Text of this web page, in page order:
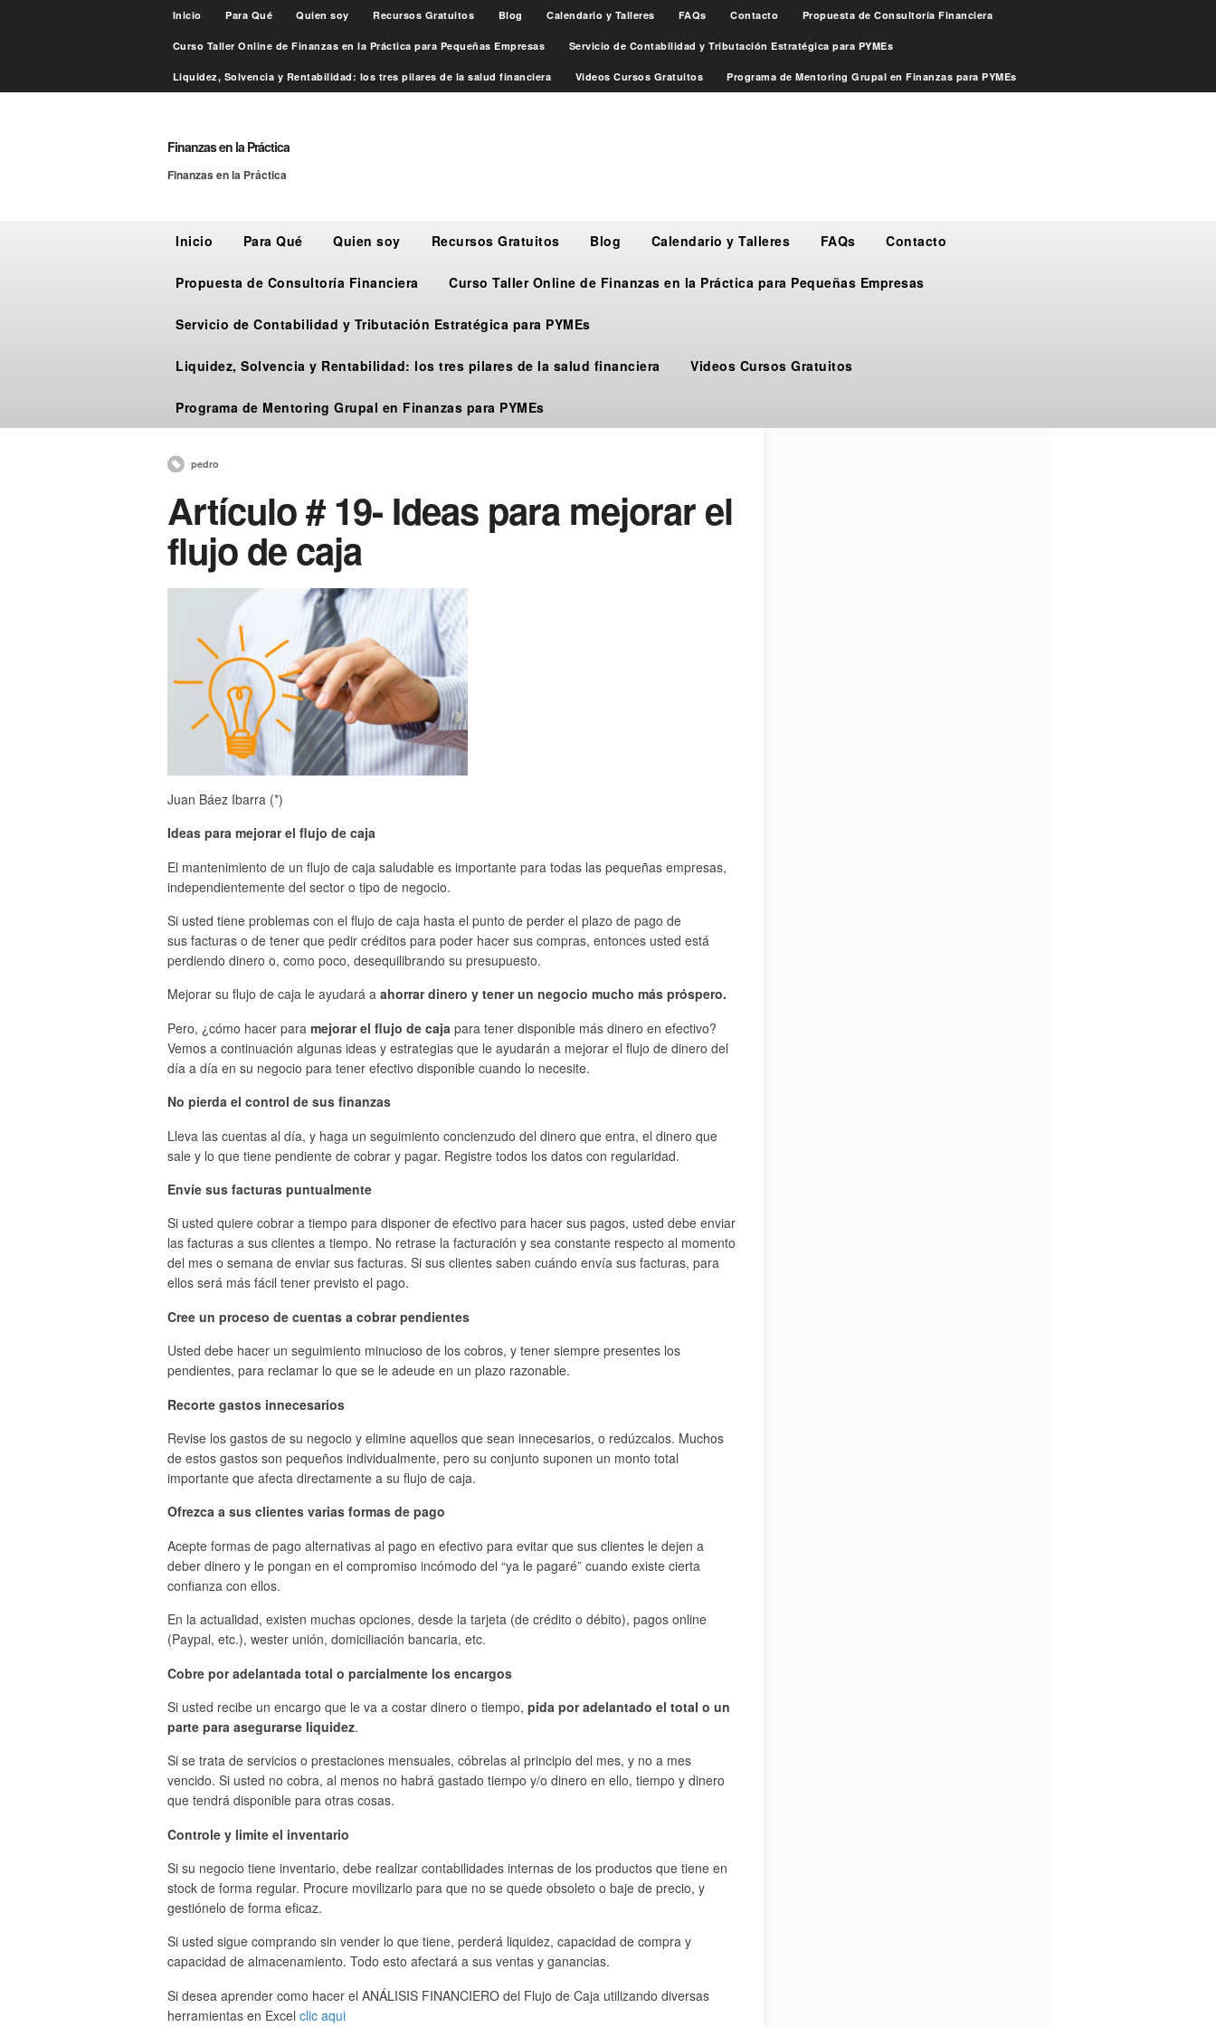
Inicio Para Qué Quien soy Recursos Gratuitos Blog Calendario y Talleres FAQs Contacto Propuesta de Consultoría Financiera
Curso Taller Online de Finanzas en la Práctica para Pequeñas Empresas Servicio de Contabilidad y Tributación Estratégica para PYMEs
Liquidez, Solvencia y Rentabilidad: los tres pilares de la salud financiera Videos Cursos Gratuitos Programa de Mentoring Grupal en Finanzas para PYMEs
Finanzas en la Práctica
Finanzas en la Práctica
Inicio Para Qué Quien soy Recursos Gratuitos Blog Calendario y Talleres FAQs Contacto
Propuesta de Consultoría Financiera Curso Taller Online de Finanzas en la Práctica para Pequeñas Empresas
Servicio de Contabilidad y Tributación Estratégica para PYMEs
Liquidez, Solvencia y Rentabilidad: los tres pilares de la salud financiera Videos Cursos Gratuitos
Programa de Mentoring Grupal en Finanzas para PYMEs
pedro
Artículo # 19- Ideas para mejorar el
flujo de caja
Juan Báez Ibarra (*)
Ideas para mejorar el flujo de caja
El mantenimiento de un flujo de caja saludable es importante para todas las pequeñas empresas,
independientemente del sector o tipo de negocio.
Si usted tiene problemas con el flujo de caja hasta el punto de perder el plazo de pago de
sus facturas o de tener que pedir créditos para poder hacer sus compras, entonces usted está
perdiendo dinero o, como poco, desequilibrando su presupuesto.
Mejorar su flujo de caja le ayudará a ahorrar dinero y tener un negocio mucho más próspero.
Pero, ¿cómo hacer para mejorar el flujo de caja para tener disponible más dinero en efectivo?
Vemos a continuación algunas ideas y estrategias que le ayudarán a mejorar el flujo de dinero del
día a día en su negocio para tener efectivo disponible cuando lo necesite.
No pierda el control de sus finanzas
Lleva las cuentas al día, y haga un seguimiento concienzudo del dinero que entra, el dinero que
sale y lo que tiene pendiente de cobrar y pagar. Registre todos los datos con regularidad.
Envíe sus facturas puntualmente
Si usted quiere cobrar a tiempo para disponer de efectivo para hacer sus pagos, usted debe enviar
las facturas a sus clientes a tiempo. No retrase la facturación y sea constante respecto al momento
del mes o semana de enviar sus facturas. Si sus clientes saben cuándo envía sus facturas, para
ellos será más fácil tener previsto el pago.
Cree un proceso de cuentas a cobrar pendientes
Usted debe hacer un seguimiento minucioso de los cobros, y tener siempre presentes los
pendientes, para reclamar lo que se le adeude en un plazo razonable.
Recorte gastos innecesarios
Revise los gastos de su negocio y elimine aquellos que sean innecesarios, o redúzcalos. Muchos
de estos gastos son pequeños individualmente, pero su conjunto suponen un monto total
importante que afecta directamente a su flujo de caja.
Ofrezca a sus clientes varias formas de pago
Acepte formas de pago alternativas al pago en efectivo para evitar que sus clientes le dejen a
deber dinero y le pongan en el compromiso incómodo del “ya le pagaré” cuando existe cierta
confianza con ellos.
En la actualidad, existen muchas opciones, desde la tarjeta (de crédito o débito), pagos online
(Paypal, etc.), wester unión, domiciliación bancaria, etc.
Cobre por adelantada total o parcialmente los encargos
Si usted recibe un encargo que le va a costar dinero o tiempo, pida por adelantado el total o un
parte para asegurarse liquidez.
Si se trata de servicios o prestaciones mensuales, cóbrelas al principio del mes, y no a mes
vencido. Si usted no cobra, al menos no habrá gastado tiempo y/o dinero en ello, tiempo y dinero
que tendrá disponible para otras cosas.
Controle y limite el inventario
Si su negocio tiene inventario, debe realizar contabilidades internas de los productos que tiene en
stock de forma regular. Procure movilizarlo para que no se quede obsoleto o baje de precio, y
gestiónelo de forma eficaz.
Si usted sigue comprando sin vender lo que tiene, perderá liquidez, capacidad de compra y
capacidad de almacenamiento. Todo esto afectará a sus ventas y ganancias.
Si desea aprender como hacer el ANÁLISIS FINANCIERO del Flujo de Caja utilizando diversas
herramientas en Excel clic aqui